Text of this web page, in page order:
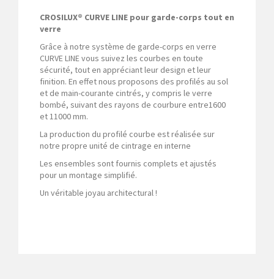
CROSILUX® CURVE LINE pour garde-corps tout en
verre
Grâce à notre système de garde-corps en verre
CURVE LINE vous suivez les courbes en toute
sécurité, tout en appréciant leur design et leur
finition. En effet nous proposons des profilés au sol
et de main-courante cintrés, y compris le verre
bombé, suivant des rayons de courbure entre1600
et 11000 mm.
La production du profilé courbe est réalisée sur
notre propre unité de cintrage en interne
Les ensembles sont fournis complets et ajustés
pour un montage simplifié.
Un véritable joyau architectural !